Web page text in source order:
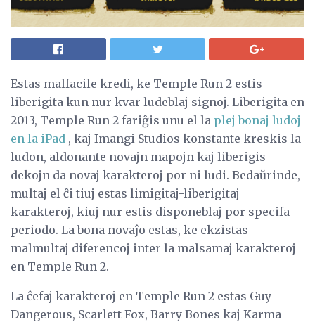
Estas malfacile kredi, ke Temple Run 2 estis
liberigita kun nur kvar ludeblaj signoj. Liberigita en
2013, Temple Run 2 fariĝis unu el la plej bonaj ludoj
en la iPad , kaj Imangi Studios konstante kreskis la
ludon, aldonante novajn mapojn kaj liberigis
dekojn da novaj karakteroj por ni ludi. Bedaŭrinde,
multaj el ĉi tiuj estas limigitaj-liberigitaj
karakteroj, kiuj nur estis disponeblaj por specifa
periodo. La bona novaĵo estas, ke ekzistas
malmultaj diferencoj inter la malsamaj karakteroj
en Temple Run 2.
La ĉefaj karakteroj en Temple Run 2 estas Guy
Dangerous, Scarlett Fox, Barry Bones kaj Karma